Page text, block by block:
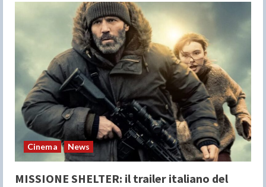
DIFESA
THE
LINCOLN
LAWYER
4”:
ecco
il
trailer
italiano
legal
drama
di
Netflix
Cinema
News
MISSIONE SHELTER: il trailer italiano del